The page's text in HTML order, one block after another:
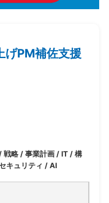
げPM補佐支援
戦略 / 事業計画 / IT / 構
キュリティ / AI